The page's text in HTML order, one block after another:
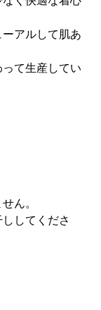
ーアルして肌あ
って生産してい
ん。
してくださ